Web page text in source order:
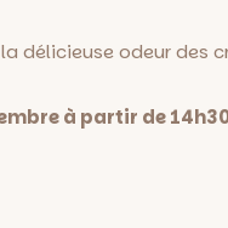
délicieuse odeur des
à partir de